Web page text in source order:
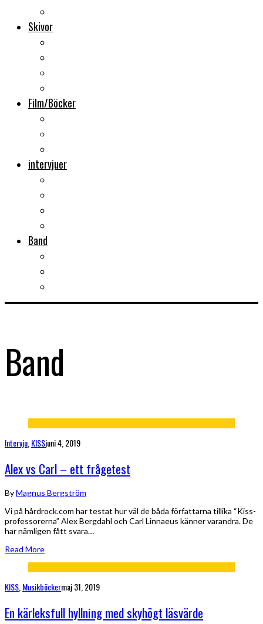
Skivor
Film/Böcker
intervjuer
Band
Band
Intervju,KISSjuni 4, 2019
Alex vs Carl – ett frågetest
ByMagnus Bergström
Vi på hårdrock.com har testat hur väl de båda författarna tillika “Kiss-
professorerna” Alex Bergdahl och Carl Linnaeus känner varandra. De
har nämligen fått svara…
Read More
KISS Musikböckermaj 31, 2019
En kärleksfull hyllning med skyhögt läsvärde